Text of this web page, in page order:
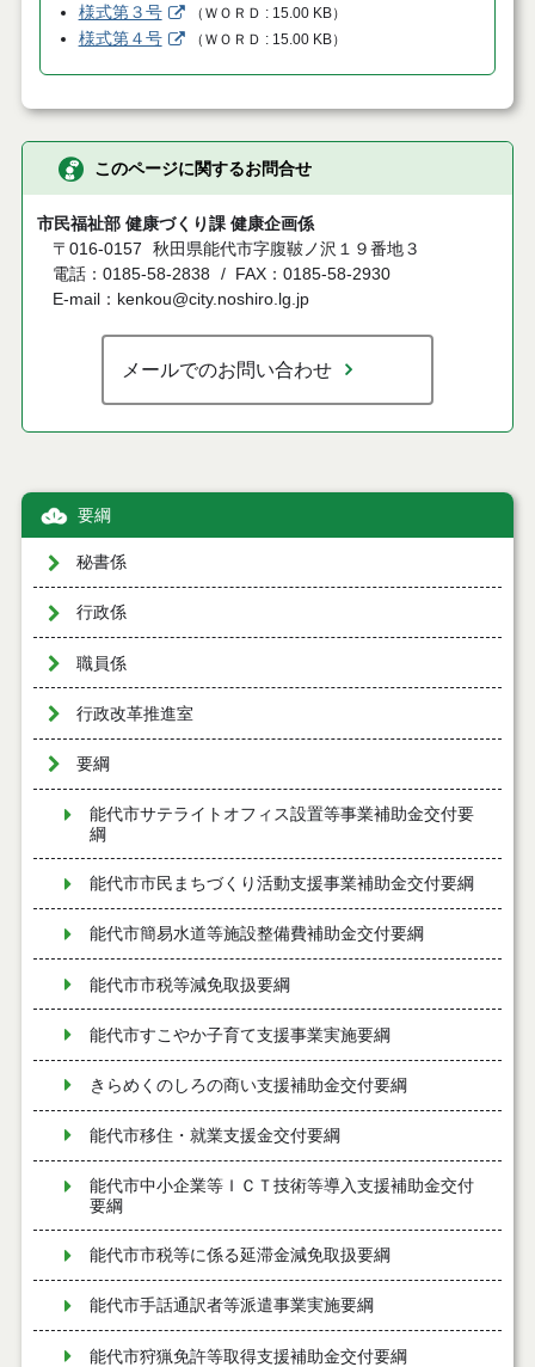
様式第３号 （ ＷＯＲＤ 15.00 KB）
様式第４号 （ ＷＯＲＤ 15.00 KB）
このページに関するお問合せ
市民福祉部 健康づくり課 健康企画係
〒016-0157
秋田県能代市字腹鞁ノ沢１９番地３
電話：0185-58-2838
FAX：0185-58-2930
E-mail：kenkou@city.noshiro.lg.jp
メールでのお問い合わせ
要綱
秘書係
行政係
職員係
行政改革推進室
要綱
能代市サテライトオフィス設置等事業補助金交付要
綱
能代市市民まちづくり活動支援事業補助金交付要綱
能代市簡易水道等施設整備費補助金交付要綱
能代市市税等減免取扱要綱
能代市すこやか子育て支援事業実施要綱
きらめくのしろの商い支援補助金交付要綱
能代市移住・就業支援金交付要綱
能代市中小企業等ＩＣＴ技術等導入支援補助金交付
要綱
能代市市税等に係る延滞金減免取扱要綱
能代市手話通訳者等派遣事業実施要綱
能代市狩猟免許等取得支援補助金交付要綱